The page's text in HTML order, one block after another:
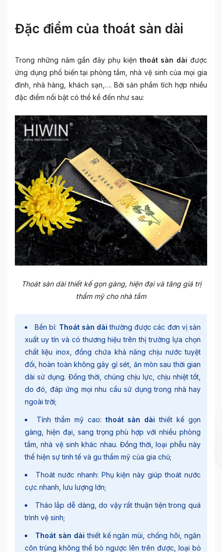
Đặc điểm của thoát sàn dài
Trong những năm gần đây phụ kiện thoát sàn dài được
ứng dụng phổ biến tại phòng tắm, nhà vệ sinh của mọi gia
đình, nhà hàng, khách sạn,…. Bởi sản phẩm tích hợp nhiều
đặc điểm nổi bật có thể kể đến như sau:
Thoát sàn dài thiết kế gọn gàng, hiện đại và tăng giá trị
thẩm mỹ cho nhà tắm
Bền bỉ: Thoát sàn dài thường được các đơn vị sản
xuất uy tín và có thương hiệu trên thị trường lựa chọn
chất liệu inox, đồng chứa khả năng chịu nước tuyệt
đối, hoàn toàn không gây gỉ sét, ăn mòn sau thời gian
dài sử dụng. Đồng thời, chúng chịu lực, chịu nhiệt tốt,
do đó, đáp ứng mọi nhu cầu sử dụng trong nhà hay
ngoài trời;
Tính thẩm mỹ cao: thoát sàn dàithiết kế gọn
gàng, hiện đại, sang trọng phù hợp với nhiều phòng
tắm, nhà vệ sinh khác nhau. Đồng thời, loại phễu này
thể hiện sự tinh tế và gu thẩm mỹ của gia chủ;
Thoát nước nhanh: Phụ kiện này giúp thoát nước
cực nhanh, lưu lượng lớn;
Tháo lắp dễ dàng, do vậy rất thuận tiện trong quá
trình vệ sinh;
Thoát sàn dài thiết kế ngăn mùi, chống hôi, ngăn
côn trùng không thể bò ngược lên trên được, loại bỏ